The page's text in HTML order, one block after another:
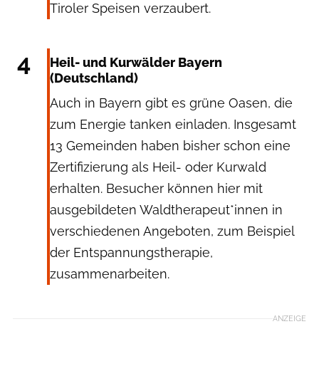
Tiroler Speisen verzaubert.
4
Heil- und Kurwälder Bayern
(Deutschland)
Auch in Bayern gibt es grüne Oasen, die
zum Energie tanken einladen. Insgesamt
13 Gemeinden haben bisher schon eine
Zertifizierung als Heil- oder Kurwald
erhalten. Besucher können hier mit
ausgebildeten Waldtherapeut*innen in
verschiedenen Angeboten, zum Beispiel
der Entspannungstherapie,
zusammenarbeiten.
ANZEIGE